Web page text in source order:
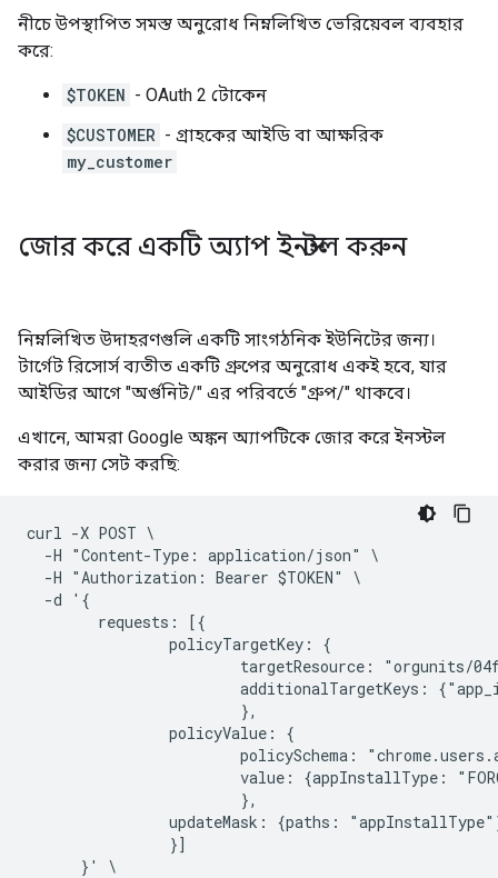
নীচে উপস্থাপিত সমস্ত অনুরোধ নিম্নলিখিত ভেরিয়েবল ব্যবহার
করে:
$TOKEN - OAuth 2 টোকেন
$CUSTOMER - গ্রাহকের আইডি বা আক্ষরিক
my_customer
জোর করে একটি অ্যাপ ইনস্টল করুন
নিম্নলিখিত উদাহরণগুলি একটি সাংগঠনিক ইউনিটের জন্য।
টার্গেট রিসোর্স ব্যতীত একটি গ্রুপের অনুরোধ একই হবে, যার
আইডির আগে "অর্গুনিট/" এর পরিবর্তে "গ্রুপ/" থাকবে।
এখানে, আমরা Google অঙ্কন অ্যাপটিকে জোর করে ইনস্টল
করার জন্য সেট করছি:
curl -X POST \
  -H "Content-Type: application/json" \
  -H "Authorization: Bearer $TOKEN" \
  -d '{
        requests: [{
                policyTargetKey: {
targetResource: "orgunits/
additionalTargetKeys:
                        },
                policyValue: {
policySchema:
value: {appInstallType:
                        },
updateMask: {paths:
                }]
      }' \